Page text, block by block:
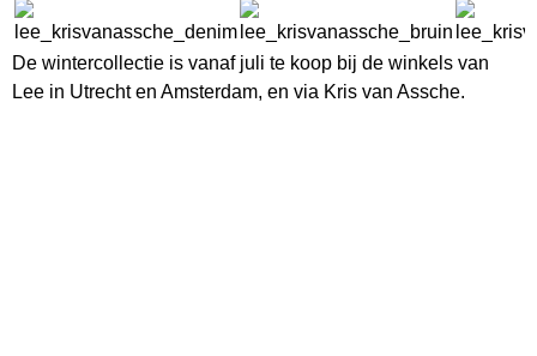
De wintercollectie is vanaf juli te koop bij de winkels van
Lee in Utrecht en Amsterdam, en via Kris van Assche.